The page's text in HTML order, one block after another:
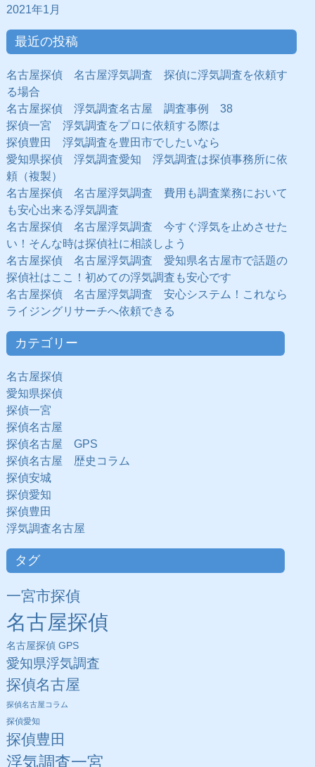
2021年1月
最近の投稿
名古屋探偵 名古屋浮気調査 探偵に浮気調査を依頼す
る場合
名古屋探偵 浮気調査名古屋 調査事例 38
探偵一宮 浮気調査をプロに依頼する際は
探偵豊田 浮気調査を豊田市でしたいなら
愛知県探偵 浮気調査愛知 浮気調査は探偵事務所に依
頼（複製）
名古屋探偵 名古屋浮気調査 費用も調査業務において
も安心出来る浮気調査
名古屋探偵 名古屋浮気調査 今すぐ浮気を止めさせた
い！そんな時は探偵社に相談しよう
名古屋探偵 名古屋浮気調査 愛知県名古屋市で話題の
探偵社はここ！初めての浮気調査も安心です
名古屋探偵 名古屋浮気調査 安心システム！これなら
ライジングリサーチへ依頼できる
カテゴリー
名古屋探偵
愛知県探偵
探偵一宮
探偵名古屋
探偵名古屋 GPS
探偵名古屋 歴史コラム
探偵安城
探偵愛知
探偵豊田
浮気調査名古屋
タグ
一宮市探偵
名古屋探偵
名古屋探偵 GPS
愛知県浮気調査
探偵名古屋
探偵名古屋コラム
探偵愛知
探偵豊田
浮気調査一宮